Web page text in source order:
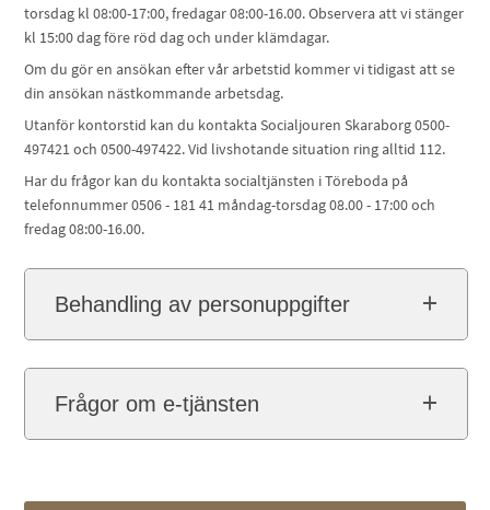
torsdag kl 08:00-17:00, fredagar 08:00-16.00. Observera att vi stänger
kl 15:00 dag före röd dag och under klämdagar.
Om du gör en ansökan efter vår arbetstid kommer vi tidigast att se
din ansökan nästkommande arbetsdag.
Utanför kontorstid kan du kontakta Socialjouren Skaraborg 0500-
497421 och 0500-497422. Vid livshotande situation ring alltid 112.
Har du frågor kan du kontakta socialtjänsten i Töreboda på
telefonnummer 0506 - 181 41 måndag-torsdag 08.00 - 17:00 och
fredag 08:00-16.00.
Behandling av personuppgifter
Frågor om e-tjänsten